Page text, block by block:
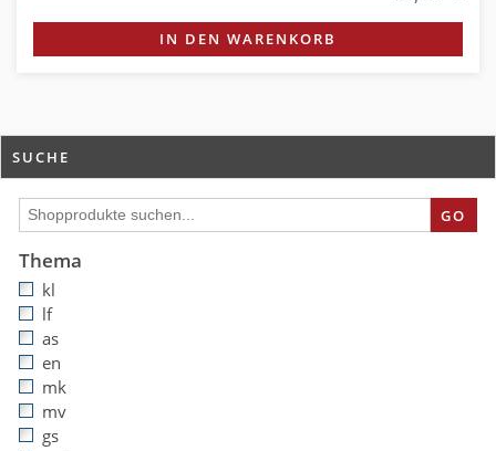
IN DEN WARENKORB
SUCHE
GO
Thema
kl
lf
as
en
mk
mv
gs